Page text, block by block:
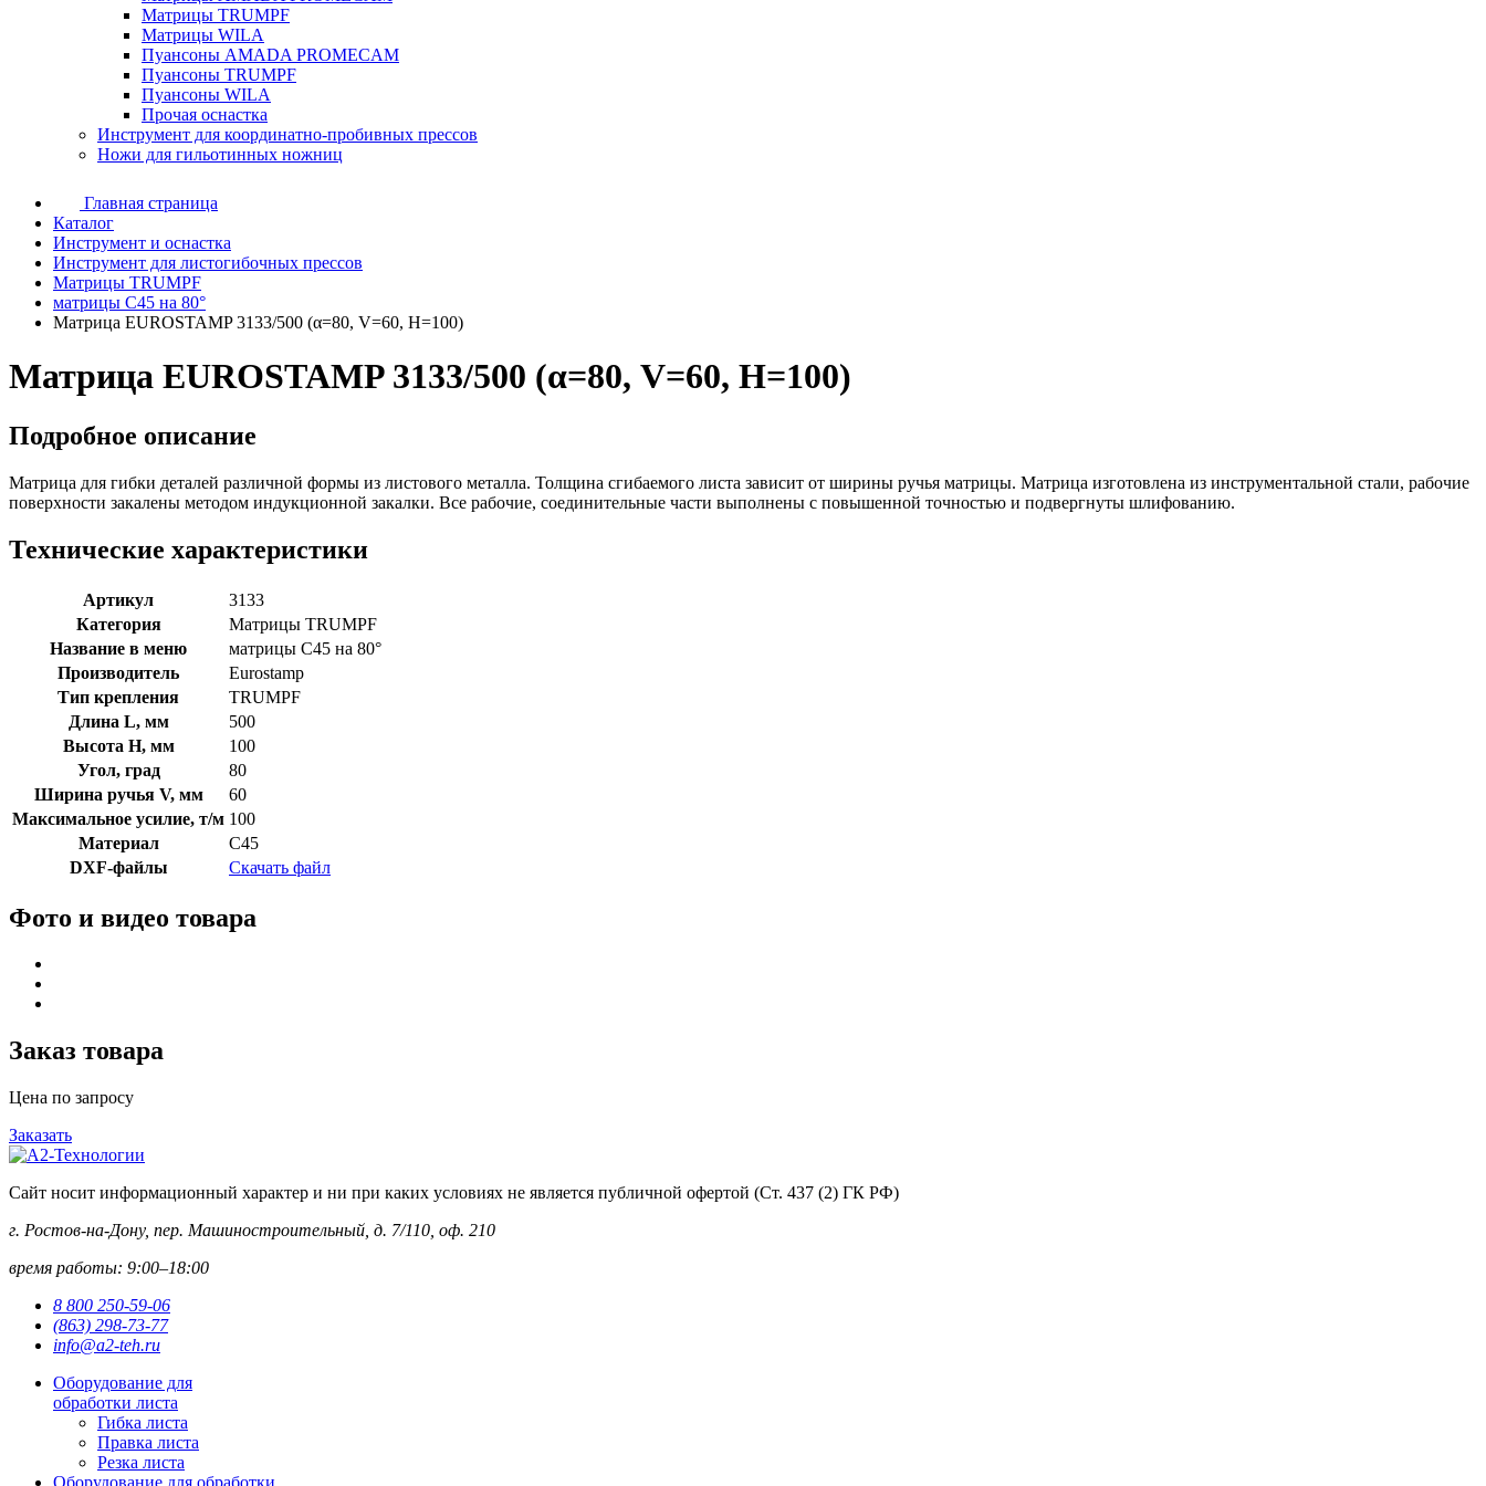
Матрицы TRUMPF
Матрицы WILA
Пуансоны AMADA PROMECAM
Пуансоны TRUMPF
Пуансоны WILA
Прочая оснастка
Инструмент для координатно-пробивных прессов
Ножи для гильотинных ножниц
Главная страница
Каталог
Инструмент и оснастка
Инструмент для листогибочных прессов
Матрицы TRUMPF
матрицы C45 на 80°
Матрица EUROSTAMP 3133/500 (α=80, V=60, H=100)
Матрица EUROSTAMP 3133/500 (α=80, V=60, H=100)
Подробное описание
Матрица для гибки деталей различной формы из листового металла. Толщина сгибаемого листа зависит от ширины ручья матрицы. Матрица изготовлена из инструментальной стали, рабочие
поверхности закалены методом индукционной закалки. Все рабочие, соединительные части выполнены с повышенной точностью и подвергнуты шлифованию.
Технические характеристики
Артикул
3133
Категория
Матрицы TRUMPF
Название в меню
матрицы C45 на 80°
Производитель
Eurostamp
Тип крепления
TRUMPF
Длина L, мм
500
Высота H, мм
100
Угол, град
80
Ширина ручья V, мм
60
Максимальное усилие, т/м 100
Материал
C45
DXF-файлы
Скачать файл
Фото и видео товара
Заказ товара
Цена по запросу
Заказать
Сайт носит информационный характер и ни при каких условиях не является публичной офертой (Ст. 437 (2) ГК РФ)
г. Ростов-на-Дону, пер. Машиностроительный, д. 7/110, оф. 210
время работы: 9:00–18:00
8 800 250-59-06
(863) 298-73-77
info@a2-teh.ru
Оборудование для
обработки листа
Гибка листа
Правка листа
Резка листа